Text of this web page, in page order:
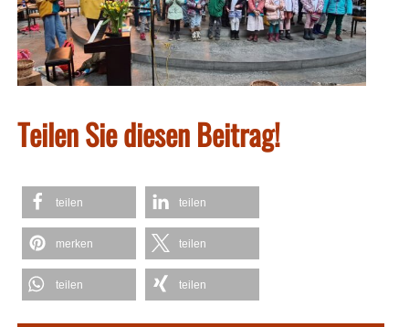
Teilen Sie diesen Beitrag!
teilen teilen
merken teilen
teilen teilen